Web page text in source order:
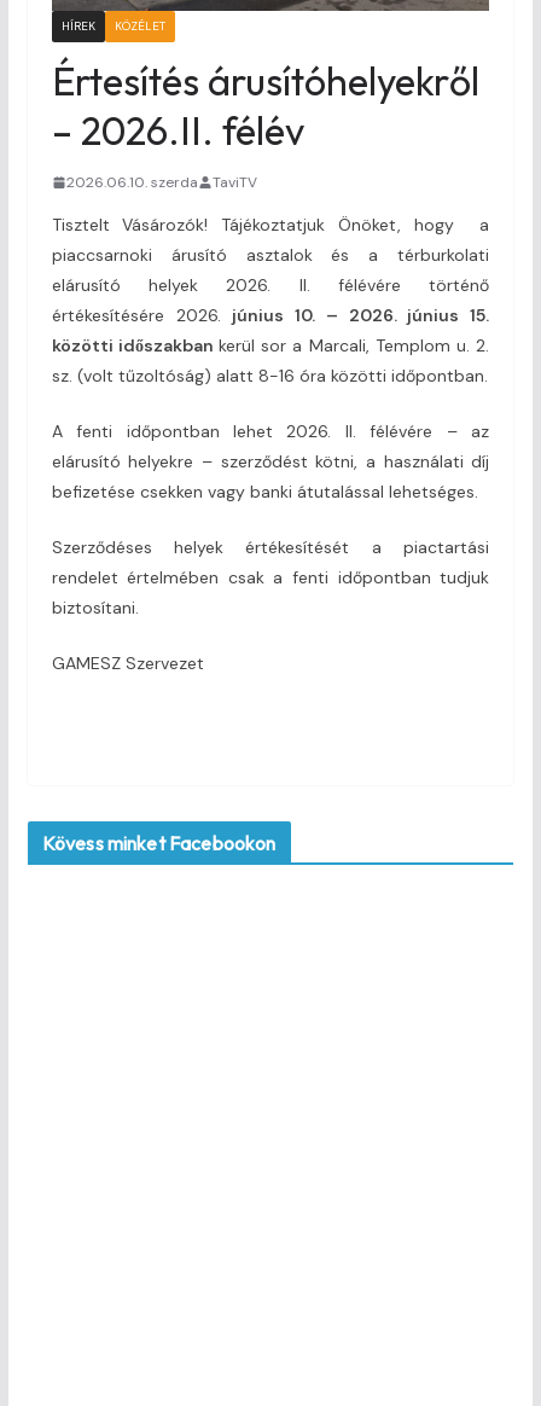
HÍREK KÖZÉLET
Értesítés árusítóhelyekről
– 2026.II. félév
2026.06.10. szerda TaviTV
Tisztelt Vásározók! Tájékoztatjuk Önöket, hogy a
piaccsarnoki árusító asztalok és a térburkolati
elárusító helyek 2026. II. félévére történő
értékesítésére 2026. június 10. – 2026. június 15.
közötti időszakbankerül sor a Marcali, Templom u. 2.
sz. (volt tűzoltóság) alatt 8-16 óra közötti időpontban.
A fenti időpontban lehet 2026. II. félévére – az
elárusító helyekre – szerződést kötni, a használati díj
befizetése csekken vagy banki átutalással lehetséges.
Szerződéses helyek értékesítését a piactartási
rendelet értelmében csak a fenti időpontban tudjuk
biztosítani.
GAMESZ Szervezet
Kövess minket Facebookon